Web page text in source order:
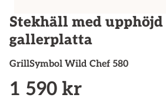
Stekhäll med upphöjd
gallerplatta
GrillSymbol Wild Chef 580
1 590 kr